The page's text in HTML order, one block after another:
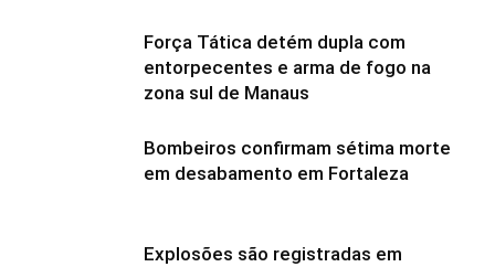
Força Tática detém dupla com
entorpecentes e arma de fogo na
zona sul de Manaus
Bombeiros confirmam sétima morte
em desabamento em Fortaleza
Explosões são registradas em